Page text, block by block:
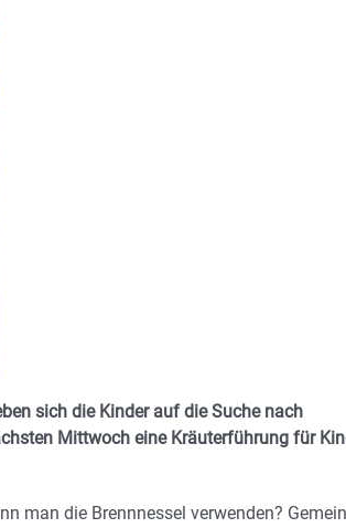
sich die Kinder auf die Suche nach
Mittwoch eine Kräuterführung für
man die Brennnessel verwenden?